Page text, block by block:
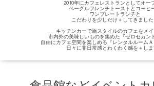
2010年にカフェレストランとしてオー
ベーグルフレンチトーストとコーヒ
ワンプレートランチと
こだわりを少しだけ＋してきました
キッチンカーで旅スタイルのカフェをメ
市内外の美味しいものを集めた『ゼロセカン
自由にカフェ空間を楽しめる『レンタルルーム
日々に非日常感とわくわく感を＋しま